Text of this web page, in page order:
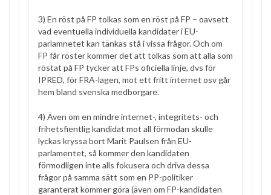
3) En röst på FP tolkas som en röst på FP – oavsett
vad eventuella individuella kandidater i EU-
parlamnetet kan tänkas stå i vissa frågor. Och om
FP får röster kommer det att tolkas som att alla som
röstat på FP tycker att FPs oficiella linje, dvs för
IPRED, för FRA-lagen, mot ett fritt internet osv går
hem bland svenska medborgare.
4) Även om en mindre internet-, integritets- och
frihetsfientlig kandidat mot all förmodan skulle
lyckas kryssa bort Marit Paulsen från EU-
parlamentet, så kommer den kandidaten
förmodligen inte alls fokusera och driva dessa
frågor på samma sätt som en PP-politiker
garanterat kommer göra (även om FP-kandidaten